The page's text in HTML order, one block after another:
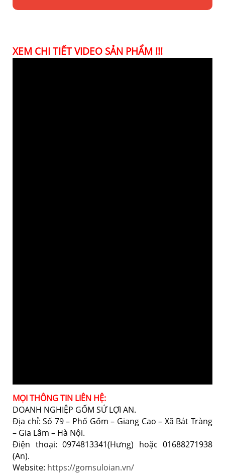
XEM CHI TIẾT VIDEO SẢN PHẨM !!!
MỌI THÔNG TIN LIÊN HỆ:
DOANH NGHIỆP GỐM SỨ LỢI AN.
Địa chỉ: Số 79 – Phố Gốm – Giang Cao – Xã Bát Tràng
– Gia Lâm – Hà Nội.
Điện thoại: 0974813341(Hưng) hoặc 01688271938
(An).
Website: https://gomsuloian.vn/